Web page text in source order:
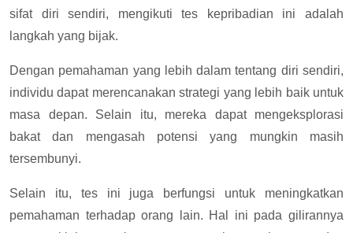
sifat diri sendiri, mengikuti tes kepribadian ini adalah
langkah yang bijak.
Dengan pemahaman yang lebih dalam tentang diri sendiri,
individu dapat merencanakan strategi yang lebih baik untuk
masa depan. Selain itu, mereka dapat mengeksplorasi
bakat dan mengasah potensi yang mungkin masih
tersembunyi.
Selain itu, tes ini juga berfungsi untuk meningkatkan
pemahaman terhadap orang lain. Hal ini pada gilirannya